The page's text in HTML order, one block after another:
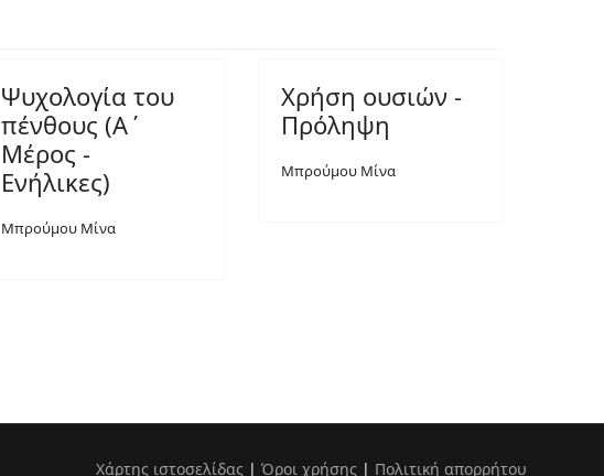
Ψυχολογία του
πένθους (Α΄
Μέρος -
Ενήλικες)
Μπρούμου Μίνα
Χρήση ουσιών -
Πρόληψη
Μπρούμου Μίνα
Χάρτης ιστοσελίδας| Όροι χρήσης| Πολιτική απορρήτου